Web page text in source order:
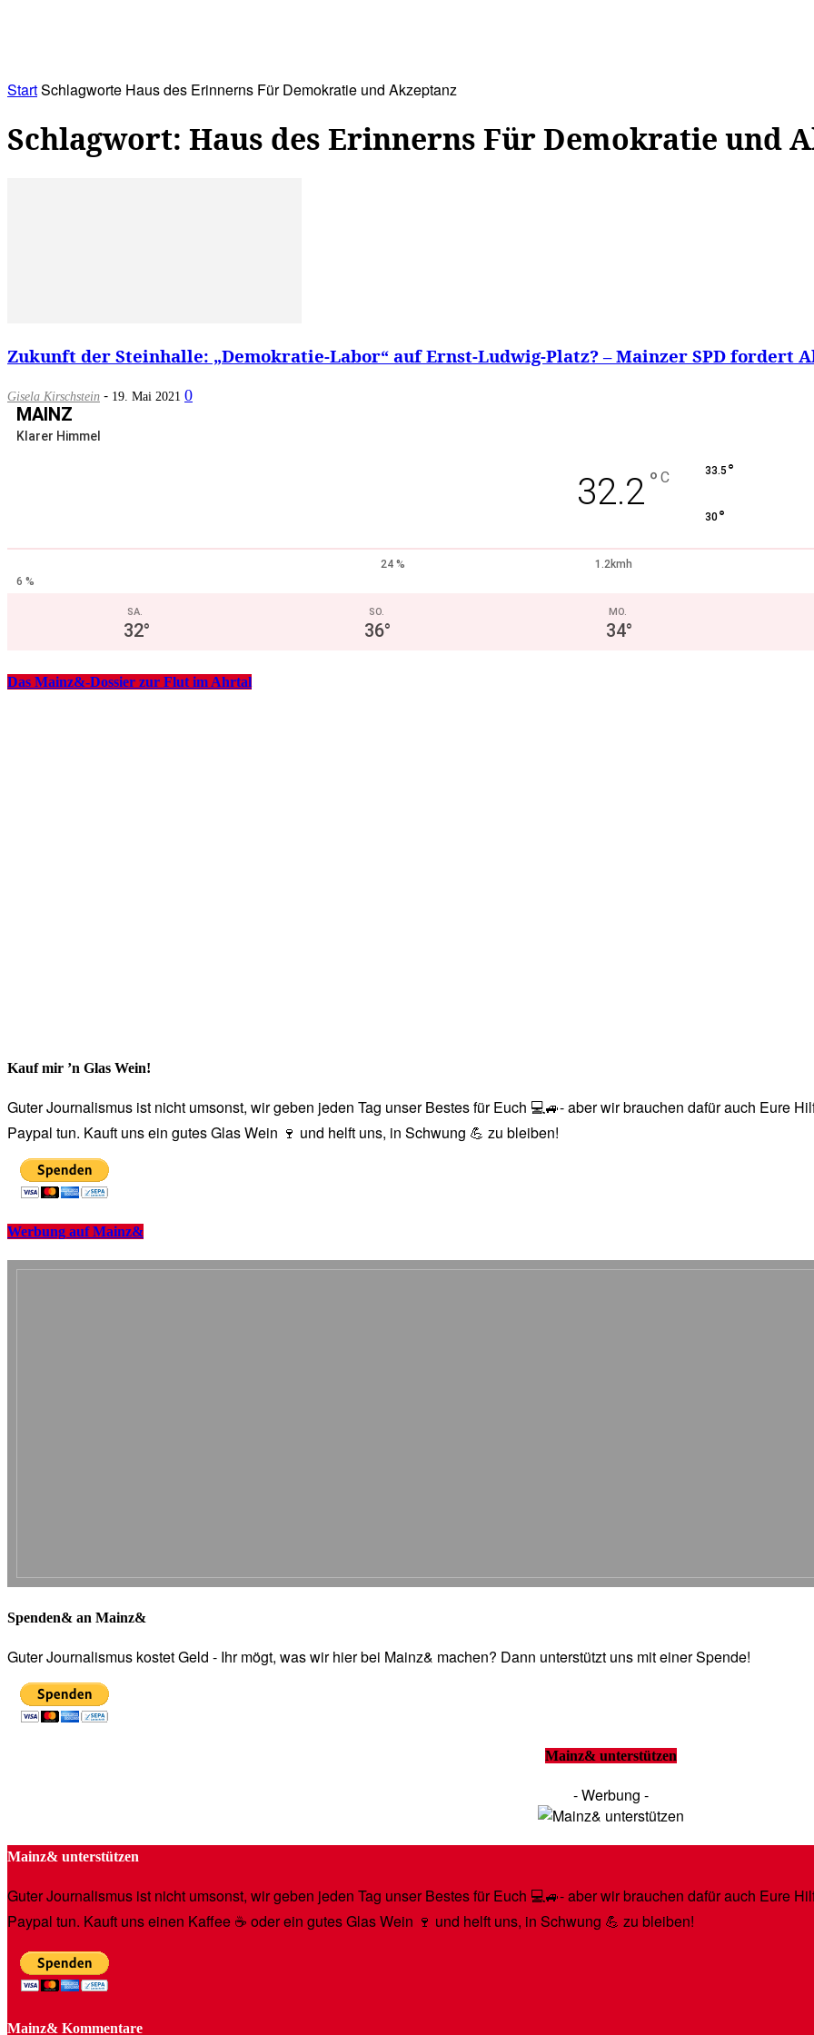
StartSchlagworte Haus des Erinnerns Für Demokratie und Akzeptanz
Schlagwort: Haus des Erinnerns Für Demokratie und
Zukunft der Steinhalle: „Demokratie-Labor“ auf Ernst-Ludwig-Platz? – Mainzer SPD fordert
Gisela Kirschstein - 19. Mai 2021 0
MAINZ
Klarer Himmel
32.2 ° C 33.5 °
30°
24 %
1.2kmh
6 %
SA.
32°
SO.
36°
MO.
34°
Das Mainz&-Dossier zur Flut im Ahrtal
Kauf mir ’n Glas Wein!
Guter Journalismus ist nicht umsonst, wir geben jeden Tag unser Bestes für Euch 💻🚙- aber wir brauchen dafür auch Eure
Paypal tun. Kauft uns ein gutes Glas Wein 🍷 und helft uns, in Schwung 💪 zu bleiben!
Werbung auf Mainz&
Spenden& an Mainz&
Guter Journalismus kostet Geld - Ihr mögt, was wir hier bei Mainz& machen? Dann unterstützt uns mit einer Spende!
Mainz& unterstützen
- Werbung -
Mainz& unterstützen
Guter Journalismus ist nicht umsonst, wir geben jeden Tag unser Bestes für Euch 💻🚙- aber wir brauchen dafür auch Eure
Paypal tun. Kauft uns einen Kaffee ☕️ oder ein gutes Glas Wein 🍷 und helft uns, in Schwung 💪 zu bleiben!
Mainz& Kommentare